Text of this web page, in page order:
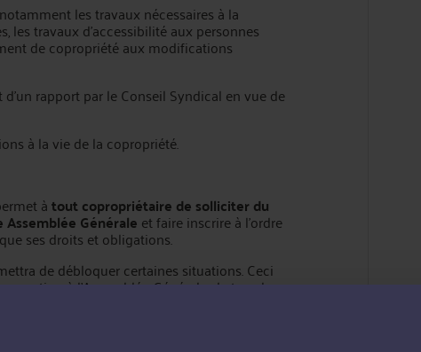
les travaux nécessaires à la
les travaux d’accessibilité aux personnes
de copropriété aux modifications
rapport par le Conseil Syndical en vue de
à la vie de la copropriété.
àtout copropriétaire de solliciter du
Générale et faire inscrire à l’ordre
ses droits et obligations.
de débloquer certaines situations. Ceci
à l’Assemblée Générale, de tous les
à dissuader quelques copropriétaires…